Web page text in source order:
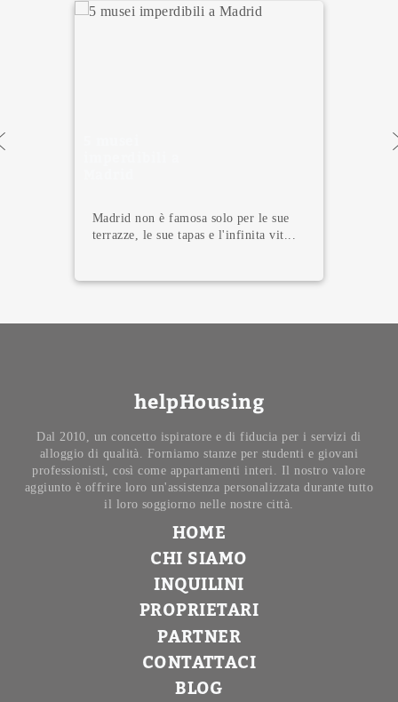
Madrid non è famosa solo per le sue
terrazze, le sue tapas e l'infinita vit...
helpHousing
Dal 2010, un concetto ispiratore e di fiducia per i servizi di
alloggio di qualità. Forniamo stanze per studenti e giovani
professionisti, così come appartamenti interi. Il nostro valore
aggiunto è offrire loro un'assistenza personalizzata durante tutto
il loro soggiorno nelle nostre città.
HOME
CHI SIAMO
INQUILINI
PROPRIETARI
PARTNER
CONTATTACI
BLOG